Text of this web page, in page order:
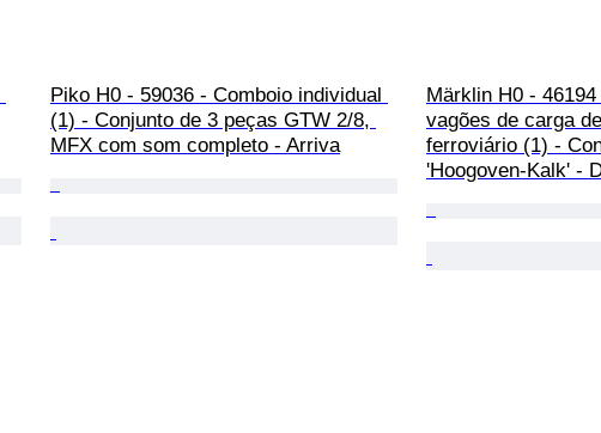
Piko H0 - 59036 - Comboio individual
(1) - Conjunto de 3 peças GTW 2/8,
MFX com som completo - Arriva
Märklin H0 -
vagões de carga
ferroviário (1) -
'Hoogoven-Kalk' -